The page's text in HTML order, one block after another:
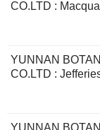
CO.LTD :
YUNNAN
CO.LTD :
YUNNAN